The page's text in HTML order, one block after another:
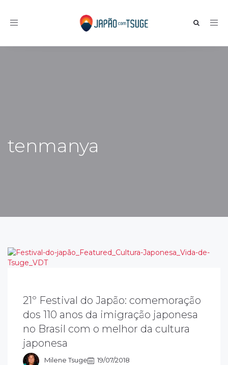
Toggle navigation
tenmanya
21º Festival do Japão: comemoração
dos 110 anos da imigração japonesa
no Brasil com o melhor da cultura
japonesa
Milene Tsuge
19/07/2018
objetivo do festival do japão é preservar e
a cultura japonesa e transmitir as
para as novas gerações. Este ano
os 110 anos da imigração